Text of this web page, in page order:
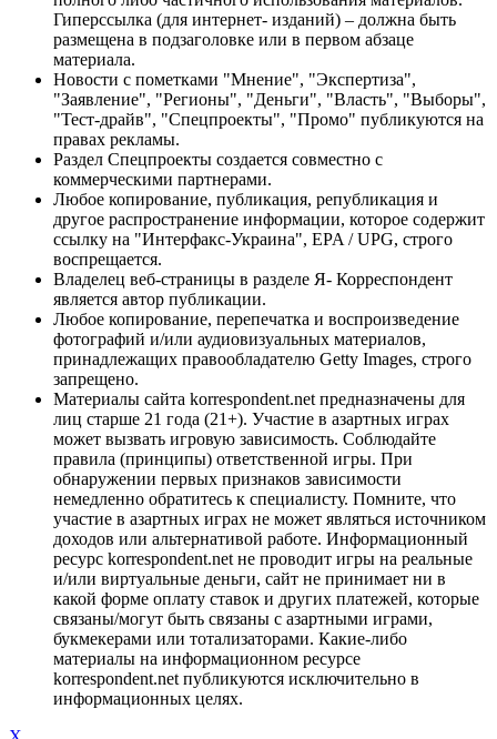
Гиперссылка (для интернет- изданий) – должна быть
размещена в подзаголовке или в первом абзаце
материала.
Новости с пометками "Мнение", "Экспертиза",
"Заявление", "Регионы", "Деньги", "Власть", "Выборы",
"Тест-драйв", "Спецпроекты", "Промо" публикуются на
правах рекламы.
Раздел Спецпроекты создается совместно с
коммерческими партнерами.
Любое копирование, публикация, републикация и
другое распространение информации, которое содержит
ссылку на "Интерфакс-Украина", EPA / UPG, строго
воспрещается.
Владелец веб-страницы в разделе Я- Корреспондент
является автор публикации.
Любое копирование, перепечатка и воспроизведение
фотографий и/или аудиовизуальных материалов,
принадлежащих правообладателю Getty Images, строго
запрещено.
Материалы сайта korrespondent.net предназначены для
лиц старше 21 года (21+). Участие в азартных играх
может вызвать игровую зависимость. Соблюдайте
правила (принципы) ответственной игры. При
обнаружении первых признаков зависимости
немедленно обратитесь к специалисту. Помните, что
участие в азартных играх не может являться источником
доходов или альтернативой работе. Информационный
ресурс korrespondent.net не проводит игры на реальные
и/или виртуальные деньги, сайт не принимает ни в
какой форме оплату ставок и других платежей, которые
связаны/могут быть связаны с азартными играми,
букмекерами или тотализаторами. Какие-либо
материалы на информационном ресурсе
korrespondent.net публикуются исключительно в
информационных целях.